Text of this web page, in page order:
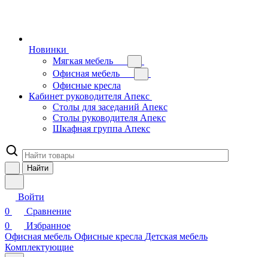
Новинки
Мягкая мебель
Офисная мебель
Офисные кресла
Кабинет руководителя Апекс
Столы для заседаний Апекс
Столы руководителя Апекс
Шкафная группа Апекс
Найти
Войти
0
Сравнение
0
Избранное
Офисная мебель Офисные кресла Детская мебель
Комплектующие